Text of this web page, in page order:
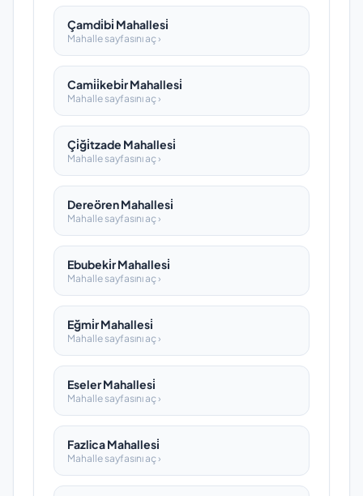
Çamdi̇bi̇ Mahallesi̇
Mahalle sayfasını aç ›
Cami̇i̇kebi̇r Mahallesi̇
Mahalle sayfasını aç ›
Çi̇ği̇tzade Mahallesi̇
Mahalle sayfasını aç ›
Dereören Mahallesi̇
Mahalle sayfasını aç ›
Ebubeki̇r Mahallesi̇
Mahalle sayfasını aç ›
Eğmi̇r Mahallesi̇
Mahalle sayfasını aç ›
Eseler Mahallesi̇
Mahalle sayfasını aç ›
Fazlica Mahallesi̇
Mahalle sayfasını aç ›